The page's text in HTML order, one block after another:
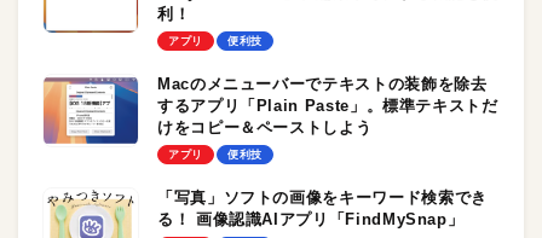
利！
アプリ 便利技
Macのメニューバーでテキストの装飾を除去
するアプリ「Plain Paste」。標準テキストだ
けをコピー＆ペーストしよう
アプリ 便利技
「写真」ソフトの画像をキーワード検索でき
る！ 画像認識AIアプリ「FindMySnap」